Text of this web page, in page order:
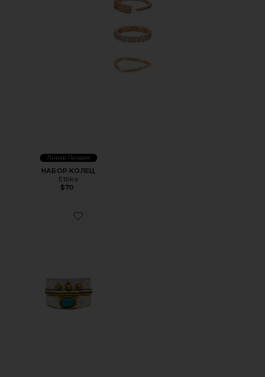
Лидер Продаж
НАБОР КОЛЕЦ
Ettika
$70
Favorite КОЛЬЦО WILDER